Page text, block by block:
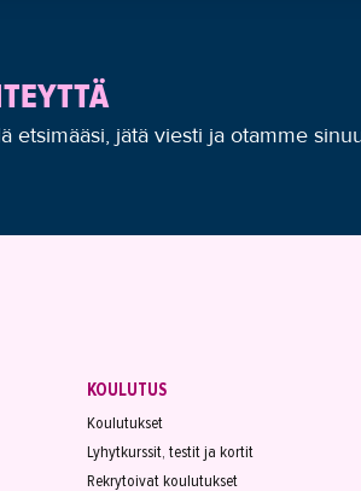
etsimääsi, jätä viesti ja otamme
KOULUTUS
Koulutukset
Lyhytkurssit, testit ja kortit
Rekrytoivat koulutukset